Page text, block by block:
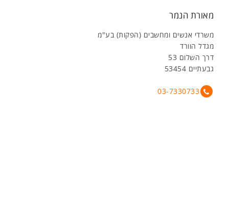
מאורת הנמר
משרדי אנשים ומחשבים (הפקות) בע"מ
מגדל הוורד
דרך השלום 53
גבעתיים 53454
03-7330733